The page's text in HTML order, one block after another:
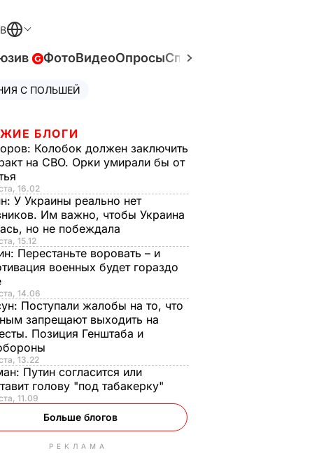
ФотоВидеоОпросыСпецпроекты
С ПОЛЬШЕЙ
БЛОГИ
Колобок должен заключить
на СВО. Орки умирали бы от
16.02
У Украины реально нет
Им важно, чтобы Украина
но не побеждала
15.12
Перестаньте воровать – и
военных будет гораздо
14.06
Поступали жалобы на то, что
запрещают выходить на
Позиция Генштаба и
13.22
Путин согласится или
голову "под табакерку"
11.09
Больше блогов
РЕКЛАМА